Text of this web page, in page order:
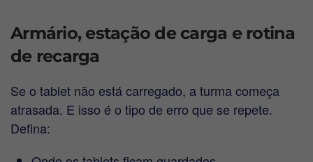
Armário, estação de carga e rotina
de recarga
Se o tablet não está carregado, a turma começa
atrasada. E isso é o tipo de erro que se repete.
Defina: